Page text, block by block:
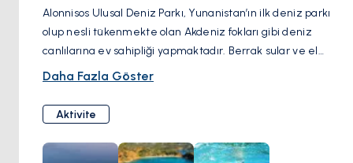
Alonnisos Ulusal Deniz Parkı, Yunanistan’ın ilk deniz parkı
olup nesli tükenmekte olan Akdeniz fokları gibi deniz
canlılarına ev sahipliği yapmaktadır. Berrak sular ve el
değmemiş adalarla kaplı geniş bir alana yayılan park, doğa
turları, şnorkelle dalış veya dalış yoluyla zengin deniz
ekosistemlerini keşfedebilir. Koruma çalışmalarına verdiği
önemle bu park, doğayla derin bir bağ kurmak isteyenler
Daha Fazla Göster
Aktivite